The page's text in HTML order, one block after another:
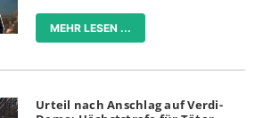
MEHR LESEN ...
Urteil nach Anschlag auf Verdi-